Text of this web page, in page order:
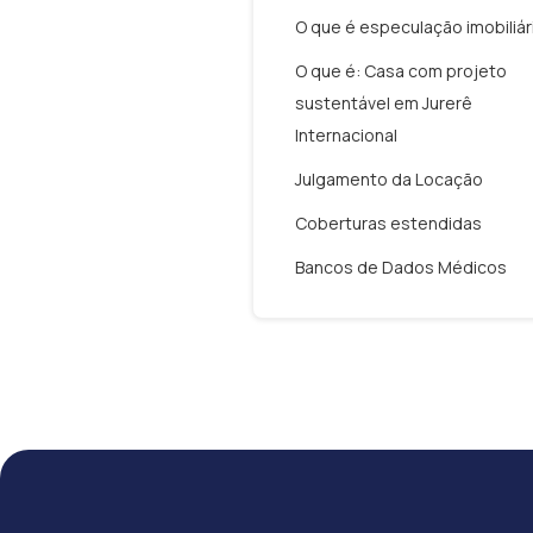
O que é especulação
O que é: Casa com projeto
sustentável em Jurerê
Internacional
Julgamento da Locação
Coberturas estendidas
Bancos de Dados Médicos